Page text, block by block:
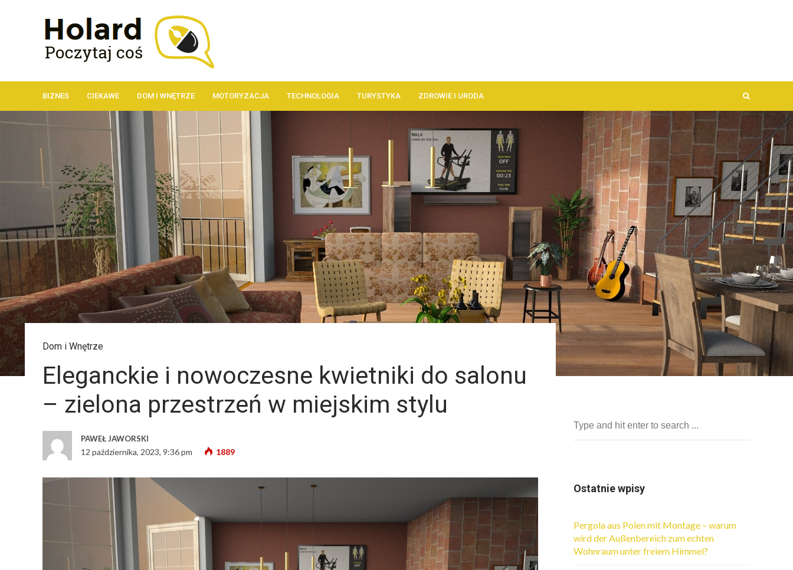
BIZNES CIEKAWE DOM I WNĘTRZE MOTORYZACJA TECHNOLOGIA TURYSTYKA ZDROWIE I URODA
Dom i Wnętrze
Eleganckie i nowoczesne kwietniki do salonu
– zielona przestrzeń w miejskim stylu
PAWEŁ JAWORSKI
12 października, 2023, 9:36 pm 1889
Ostatnie wpisy
Pergola aus Polen mit Montage – warum
wird der Außenbereich zum echten
Wohnraum unter freiem Himmel?